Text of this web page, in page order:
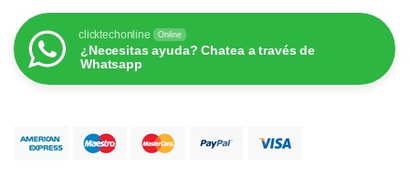
clicktechonline Online
¿Necesitas ayuda? Chatea a través de
Whatsapp